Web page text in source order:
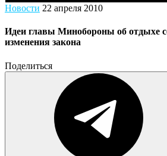
Новости 22 апреля 2010
Идеи главы Минобороны об отдыхе
изменения закона
Поделиться